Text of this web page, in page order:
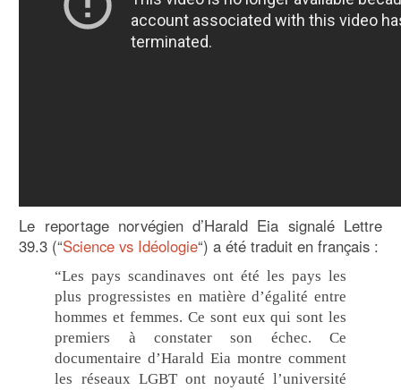
Le reportage norvégien d’Harald Eia signalé Lettre
39.3 (“Science vs Idéologie“) a été traduit en français :
“Les pays scandinaves ont été les pays les
plus progressistes en matière d’égalité entre
hommes et femmes. Ce sont eux qui sont les
premiers à constater son échec. Ce
documentaire d’Harald Eia montre comment
les réseaux LGBT ont noyauté l’université